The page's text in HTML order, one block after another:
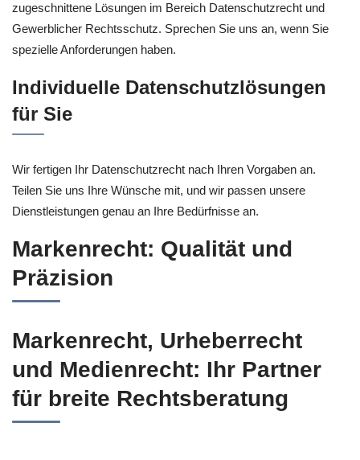
zugeschnittene Lösungen im Bereich Datenschutzrecht und
Gewerblicher Rechtsschutz. Sprechen Sie uns an, wenn Sie
spezielle Anforderungen haben.
Individuelle Datenschutzlösungen
für Sie
Wir fertigen Ihr Datenschutzrecht nach Ihren Vorgaben an.
Teilen Sie uns Ihre Wünsche mit, und wir passen unsere
Dienstleistungen genau an Ihre Bedürfnisse an.
Markenrecht: Qualität und
Präzision
Markenrecht, Urheberrecht
und Medienrecht: Ihr Partner
für breite Rechtsberatung